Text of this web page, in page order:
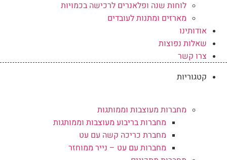
לוחות שנה ופלאנרים לרכישה בכמויות
מארזים ומתנות לעובדים
אודותינו
שאלות נפוצות
צרו קשר
קטגוריות
מחברות מעוצבות וממותגות
מחברות בריבוע מעוצבות וממותגות
מחברת כריכה קשה עם עט
מחברות עם עט – נייר ממוחזר